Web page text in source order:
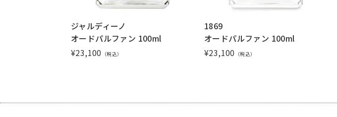
ジャルディーノ
オードパルファン 100ml
¥23,100 （税込）
1869
オードパルファン 100ml
¥23,100 （税込）